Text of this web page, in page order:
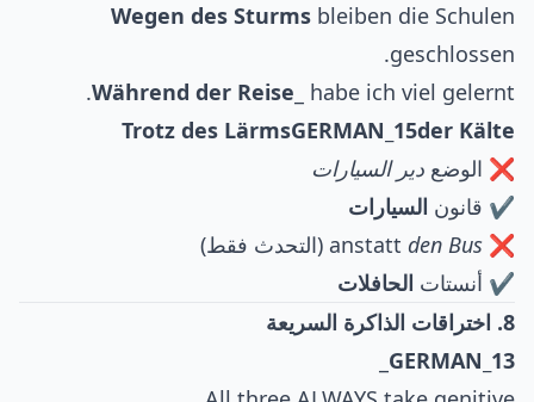
Wegen des Sturms bleiben die Schulen
geschlossen.
Während der Reise _ habe ich viel gelernt.
Trotz des LärmsGERMAN_15der Kälte
❌ الوضع دير السيارات
✔ قانون السيارات
❌ anstatt
den Bus
(التحدث فقط)
✔ أنستات الحافلات
8. اختراقات الذاكرة السريعة
GERMAN_13